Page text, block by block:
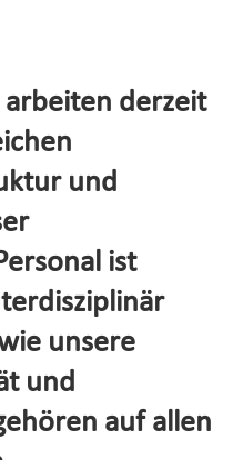
arbeiten derzeit
und
ist
unsere
und
auf allen